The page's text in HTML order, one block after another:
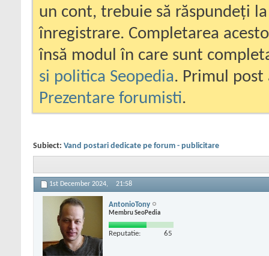
un cont, trebuie să răspundeți
înregistrare. Completarea
însă modul în care sunt
si politica Seopedia. Primul
Prezentare forumisti.
Subiect: Vand postari dedicate pe forum - publicitare
1st December 2024, 21:58
AntonioTony
Membru SeoPedia
Reputatie: 65